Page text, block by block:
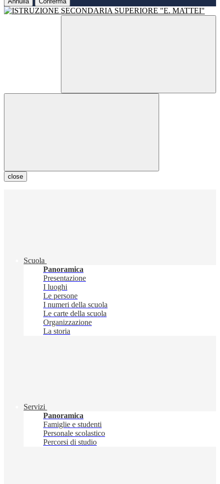
close
Scuola
Panoramica
Presentazione
I luoghi
Le persone
I numeri della scuola
Le carte della scuola
Organizzazione
La storia
Servizi
Panoramica
Famiglie e studenti
Personale scolastico
Percorsi di studio